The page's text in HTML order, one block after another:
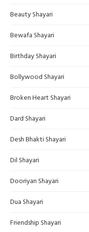
Beauty Shayari
Bewafa Shayari
Birthday Shayari
Bollywood Shayari
Broken Heart Shayari
Dard Shayari
Desh Bhakti Shayari
Dil Shayari
Dooriyan Shayari
Dua Shayari
Friendship Shayari